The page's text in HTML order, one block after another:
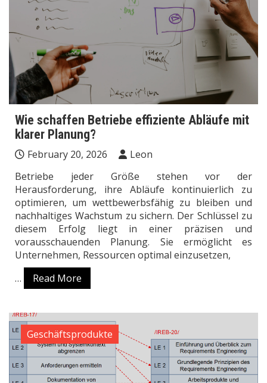
Wie schaffen Betriebe effiziente Abläufe mit
klarer Planung?
February 20, 2026
Leon
Betriebe jeder Größe stehen vor der
Herausforderung, ihre Abläufe kontinuierlich zu
optimieren, um wettbewerbsfähig zu bleiben und
nachhaltiges Wachstum zu sichern. Der Schlüssel zu
diesem Erfolg liegt in einer präzisen und
vorausschauenden Planung. Sie ermöglicht es
Unternehmen, Ressourcen optimal einzusetzen,
…
Read More
Geschäftsprodukte